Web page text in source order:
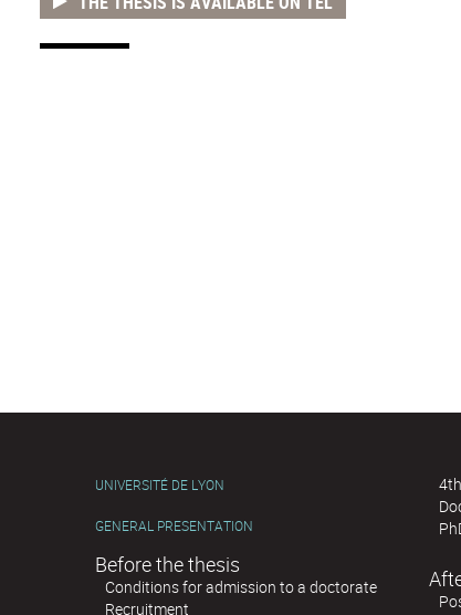
UNIVERSITÉ DE LYON
GENERAL PRESENTATION
Before the thesis
Conditions for admission to a doctorate
Recruitment